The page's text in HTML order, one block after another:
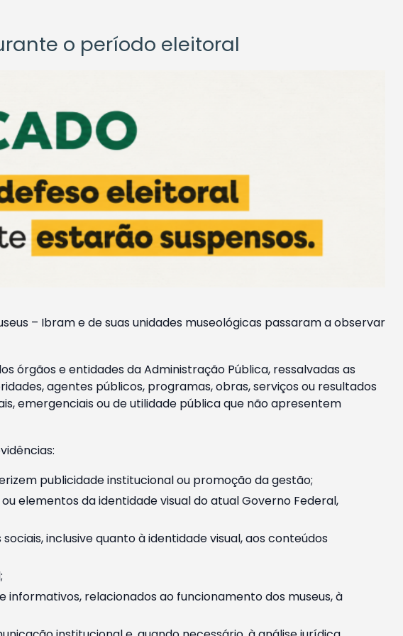
o período eleitoral
– Ibram e de suas unidades museológicas passaram a observar
órgãos e entidades da Administração Pública, ressalvadas as
agentes públicos, programas, obras, serviços ou resultados
emergenciais ou de utilidade pública que não apresentem
publicidade institucional ou promoção da gestão;
elementos da identidade visual do atual Governo Federal,
inclusive quanto à identidade visual, aos conteúdos
relacionados ao funcionamento dos museus, à